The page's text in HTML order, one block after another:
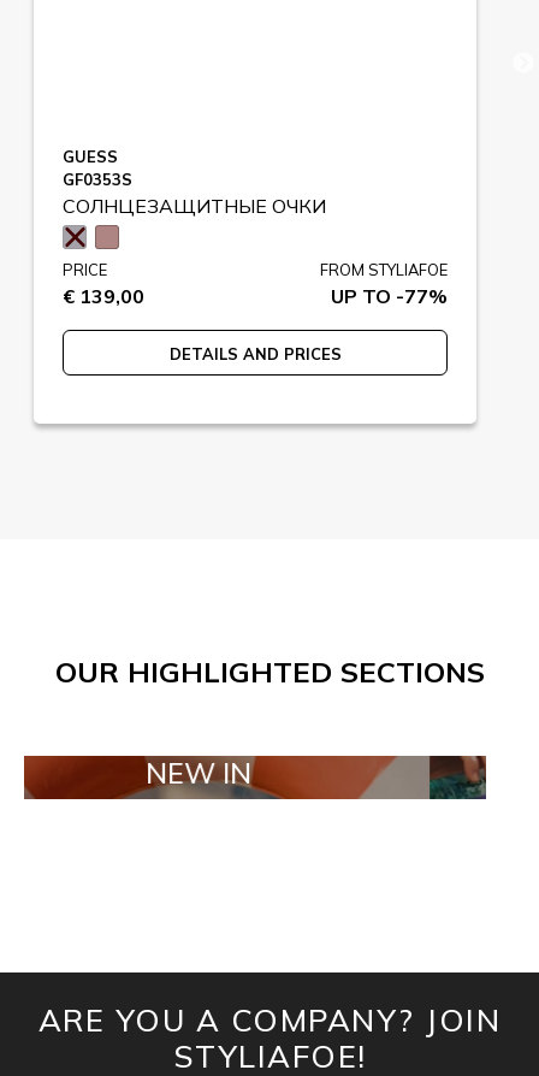
GUESS
GF0353S
СОЛНЦЕЗАЩИТНЫЕ ОЧКИ
PRICE
€ 139,00
FROM STYLIAFOE
UP TO -77%
DETAILS AND PRICES
OUR HIGHLIGHTED SECTIONS
NEW IN TAILOR
ARE YOU A COMPANY? JOIN
STYLIAFOE!